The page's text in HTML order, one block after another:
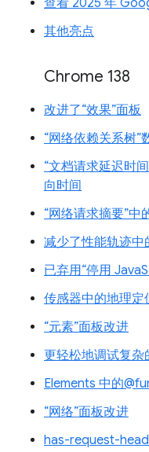
查看 2025 年
其他亮点
Chrome 138
改进了“效果”面板
“网络依赖关系树”
“文档请求延迟时
向时间
“网络请求摘要”中
减少了性能轨迹中
已弃用“停用
传感器中的地理定
“元素”面板改进
更轻松地调试复杂
Elements 中的
“网络”面板改进
has-request-